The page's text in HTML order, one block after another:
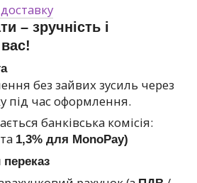
– зручність і
без зайвих зусиль через
під час оформлення.
банківська комісія:
1,3% для MonoPay)
переказ